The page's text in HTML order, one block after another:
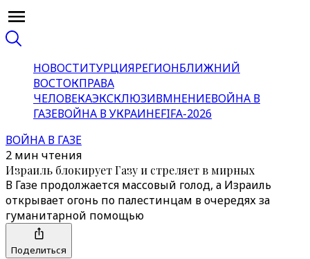
НОВОСТИТУРЦИЯРЕГИОНБЛИЖНИЙ
ВОСТОКПРАВА
ЧЕЛОВЕКАЭКСКЛЮЗИВМНЕНИЕВОЙНА В
ГАЗЕВОЙНА В УКРАИНЕFIFA-2026
ВОЙНА В ГАЗЕ
2 мин чтения
Израиль блокирует Газу и стреляет в мирных
В Газе продолжается массовый голод, а Израиль
открывает огонь по палестинцам в очередях за
гуманитарной помощью
Поделиться